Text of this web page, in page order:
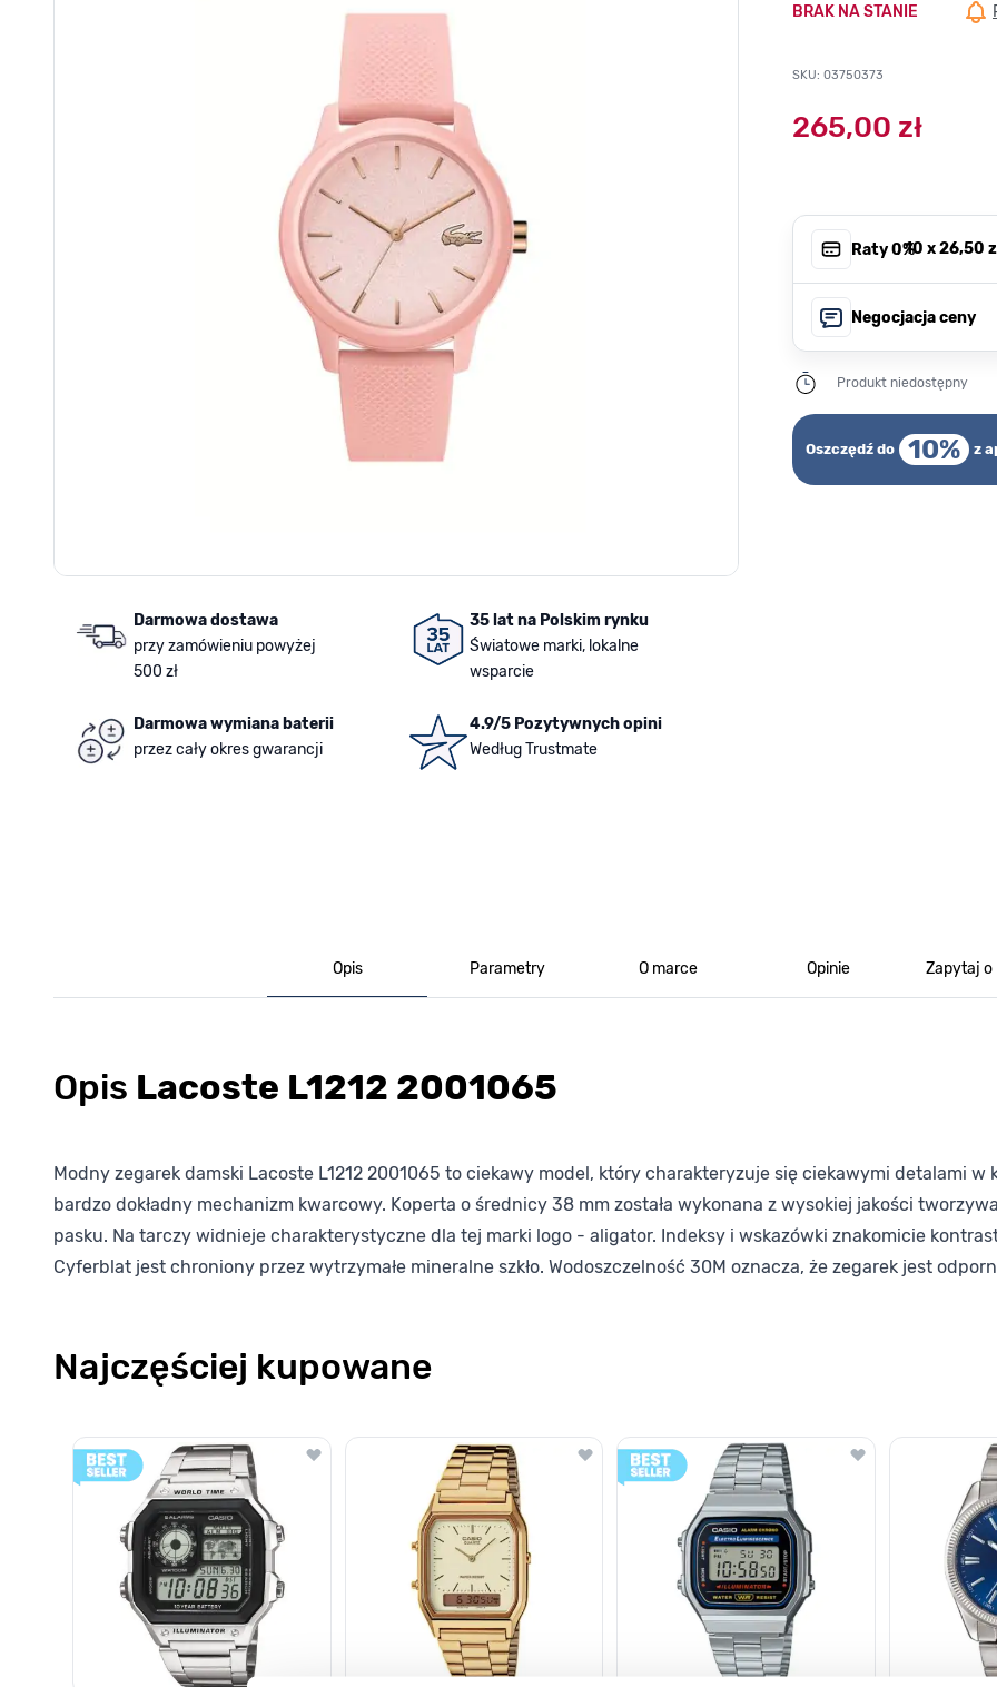
Darmowa dostawa
przy zamówieniu powyżej
500 zł
35 lat na Polskim rynku
Światowe marki, lokalne
wsparcie
Darmowa wymiana baterii
przez cały okres gwarancji
4.9/5 Pozytywnych opini
Według Trustmate
BRAK NA STANIE
SKU: 03750373
265,00 zł
Raty 0%, 10 x26,50
Negocjacja ceny
Produkt niedostępny
Oszczędź do 10% z
Opis Parametry O marce Opinie Zapytaj o
Opis Lacoste L1212 2001065
Modny zegarek damski Lacoste L1212 2001065 to ciekawy model, który charakteryzuje się ciekawymi detalami w
bardzo dokładny mechanizm kwarcowy. Koperta o średnicy 38 mm została wykonana z wysokiej jakości
pasku. Na tarczy widnieje charakterystyczne dla tej marki logo - aligator. Indeksy i wskazówki znakomicie
Cyferblat jest chroniony przez wytrzymałe mineralne szkło. Wodoszczelność 30M oznacza, że zegarek jest
Najczęściej kupowane
Poruszanie się po elementach karuzeli jest możliwe za pomocą klawisza tabulacji. Możesz pominąć karuzelę lub przejść
Naciśnij, aby pominąć karuzelę
Naciśnij, aby przejść do nawigacji karuzeli